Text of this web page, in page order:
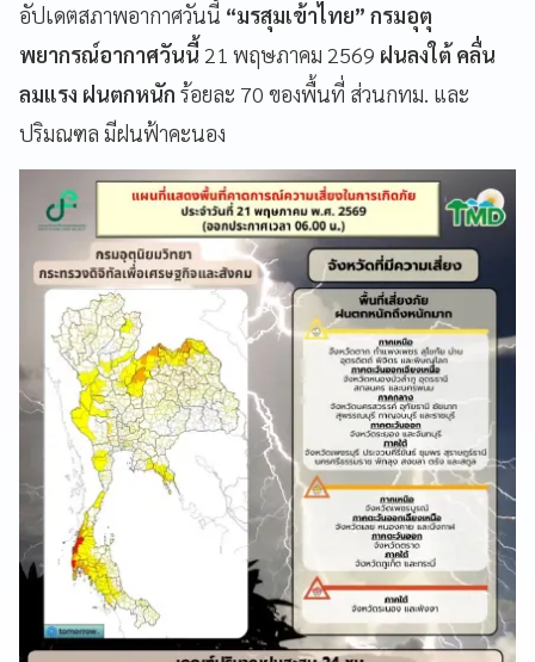
อัปเดตสภาพอากาศวันนี้ “มรสุมเข้าไทย” กรมอุตุ
พยากรณ์อากาศวันนี้ 21 พฤษภาคม 2569 ฝนลงใต้ คลื่น
ลมแรง ฝนตกหนัก ร้อยละ 70 ของพื้นที่ ส่วนกทม. และ
ปริมณฑล มีฝนฟ้าคะนอง